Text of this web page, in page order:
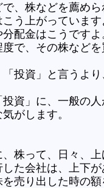
、株などを薦め
こう上がっていま
分配金はこうです
で、その株など
「投資」と言うよ
投資」に、一般の
がします。
株って、日々、上
た会社は、上下が
を売り出した時の